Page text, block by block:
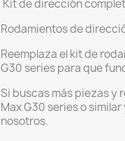
Kit de dirección
Rodamientos de
Reemplaza el kit de
G30 series para que
Si buscas más piezas
Max G30 series o
nosotros.